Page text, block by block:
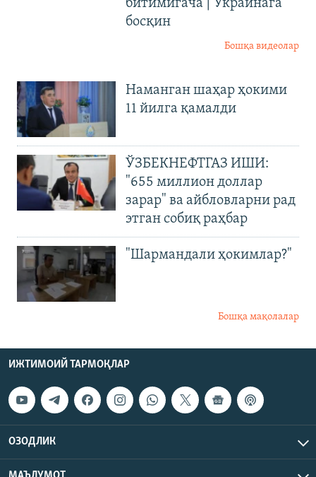
битимигача | Украинага
босқин
Бошқа видеолар
Наманган шаҳар ҳокими
11 йилга қамалди
ЎЗБЕКНЕФТГАЗ ИШИ:
"655 миллион доллар
зарар" ва айбловларни рад
этган собиқ раҳбар
"Шармандали ҳокимлар?"
Бошқа мақолалар
ИЖТИМОИЙ ТАРМОҚЛАР
ОЗОДЛИК